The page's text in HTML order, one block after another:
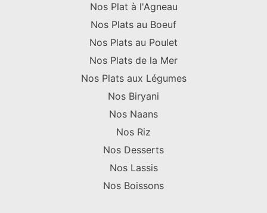
Nos Plat à l'Agneau
Nos Plats au Boeuf
Nos Plats au Poulet
Nos Plats de la Mer
Nos Plats aux Légumes
Nos Biryani
Nos Naans
Nos Riz
Nos Desserts
Nos Lassis
Nos Boissons